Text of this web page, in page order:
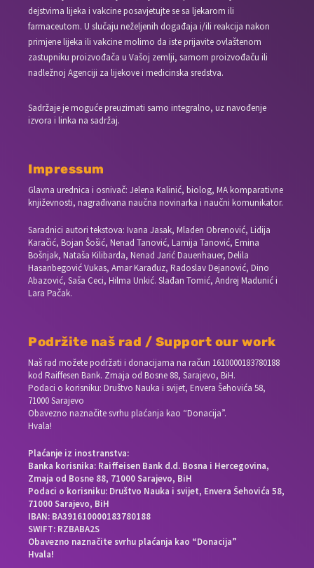
dejstvima lijeka i vakcine posavjetujte se sa ljekarom ili
farmaceutom. U slučaju neželjenih događaja i/ili reakcija nakon
primjene lijeka ili vakcine molimo da iste prijavite ovlaštenom
zastupniku proizvođača u Vašoj zemlji, samom proizvođaču ili
nadležnoj Agenciji za lijekove i medicinska sredstva.
Sadržaje je moguće preuzimati samo integralno, uz navođenje
izvora i linka na sadržaj.
Impressum
Glavna urednica i osnivač: Jelena Kalinić, biolog, MA komparativne
književnosti, nagrađivana naučna novinarka i naučni komunikator.
Saradnici autori tekstova: Ivana Jasak, Mladen Obrenović, Lidija
Karačić, Bojan Šošić, Nenad Tanović, Lamija Tanović, Emina
Bošnjak, Nataša Kilibarda, Nenad Jarić Dauenhauer, Delila
Hasanbegović Vukas, Amar Karađuz, Radoslav Dejanović, Dino
Abazović, Saša Ceci, Hilma Unkić. Slađan Tomić, Andrej Madunić i
Lara Pačak.
Podržite naš rad / Support our work
Naš rad možete podržati i donacijama na račun 1610000183780188
kod Raiffesen Bank. Zmaja od Bosne 88, Sarajevo, BiH.
Podaci o korisniku: Društvo Nauka i svijet, Envera Šehovića 58,
71000 Sarajevo
Obavezno naznačite svrhu plaćanja kao “Donacija”.
Hvala!
Plaćanje iz inostranstva:
Banka korisnika: Raiffeisen Bank d.d. Bosna i Hercegovina,
Zmaja od Bosne 88, 71000 Sarajevo, BiH
Podaci o korisniku: Društvo Nauka i svijet, Envera Šehovića 58,
71000 Sarajevo, BiH
IBAN: BA391610000183780188
SWIFT: RZBABA2S
Obavezno naznačite svrhu plaćanja kao “Donacija”
Hvala!